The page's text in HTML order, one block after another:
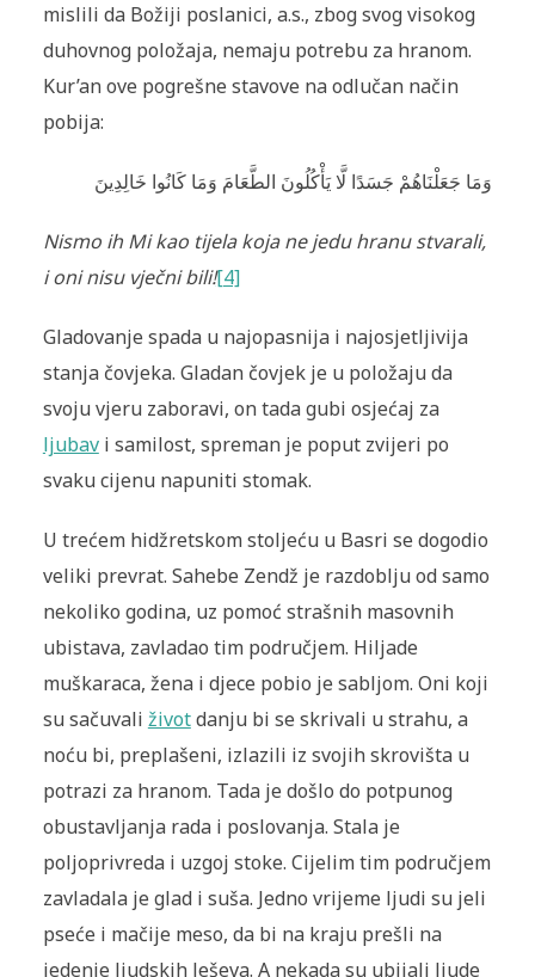
mislili da Božiji poslanici, a.s., zbog svog visokog
duhovnog položaja, nemaju potrebu za hranom.
Kur’an ove pogrešne stavove na odlučan način
pobija:
وَمَا جَعَلْنَاهُمْ جَسَدًا لَّا يَأْكُلُونَ الطَّعَامَ وَمَا كَانُوا خَالِدِينَ
Nismo ih Mi kao tijela koja ne jedu hranu stvarali,
i oni nisu vječni bili![4]
Gladovanje spada u najopasnija i najosjetljivija
stanja čovjeka. Gladan čovjek je u položaju da
svoju vjeru zaboravi, on tada gubi osjećaj za
ljubavi samilost, spreman je poput zvijeri po
svaku cijenu napuniti stomak.
U trećem hidžretskom stoljeću u Basri se dogodio
veliki prevrat. Sahebe Zendž je razdoblju od samo
nekoliko godina, uz pomoć strašnih masovnih
ubistava, zavladao tim područjem. Hiljade
muškaraca, žena i djece pobio je sabljom. Oni koji
su sačuvali životdanju bi se skrivali u strahu, a
noću bi, preplašeni, izlazili iz svojih skrovišta u
potrazi za hranom. Tada je došlo do potpunog
obustavljanja rada i poslovanja. Stala je
poljoprivreda i uzgoj stoke. Cijelim tim područjem
zavladala je glad i suša. Jedno vrijeme ljudi su jeli
pseće i mačije meso, da bi na kraju prešli na
jedenje ljudskih leševa. A nekada su ubijali ljude